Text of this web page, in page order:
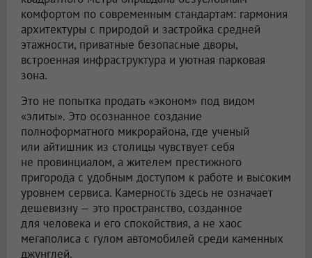
комфортом по современным стандартам: гармония
архитектуры с природой и застройка средней
этажности, приватные безопасные дворы,
встроенная инфраструктура и уютная парковая
зона.
Это не попытка продать «эконом» под видом
«элиты». Это осознанное создание
полноформатного микрорайона, где ученый
или айтишник из столицы чувствует себя
не провинциалом, а жителем престижного
пригорода с удобным доступом к работе и высоким
уровнем сервиса. Камерность здесь не означает
дешевизну — это пространство, созданное
для человека и его спокойствия, а не хаос
мегаполиса с гулом автомобилей среди каменных
джунглей.